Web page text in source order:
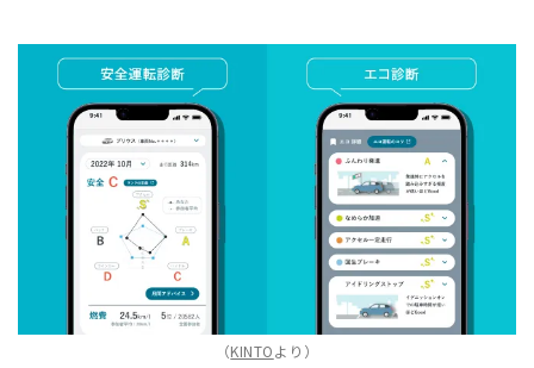
（KINTOより）